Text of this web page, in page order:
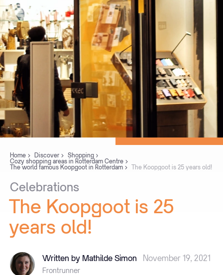
Home Discover
Shopping
Cozy shopping areas in Rotterdam Centre
The world famous Koopgoot in Rotterdam
The Koopgoot is 25 years old!
Celebrations
The Koopgoot is 25
years old!
Written by Mathilde Simon November 19, 2021
Frontrunner